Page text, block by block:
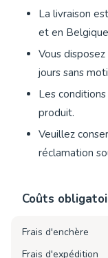
La livraison
et en
Vous
jours sans
Les
produit.
Veuillez
réclamation
Coûts
Frais d'enchère
Frais d'expédition